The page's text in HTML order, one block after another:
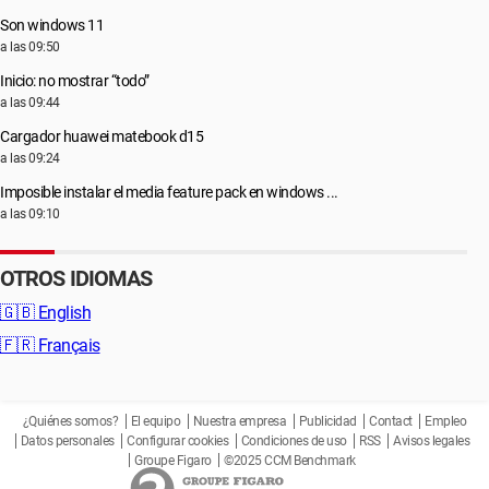
Son windows 11
a las 09:50
Inicio: no mostrar “todo”
a las 09:44
Cargador huawei matebook d15
a las 09:24
Imposible instalar el media feature pack en windows ...
a las 09:10
OTROS IDIOMAS
🇬🇧 English
🇫🇷 Français
¿Quiénes somos? El equipo Nuestra empresa Publicidad Contact
Empleo
Datos personales
Configurar cookies Condiciones de uso RSS
Avisos legales
Groupe Figaro
©2025 CCM Benchmark